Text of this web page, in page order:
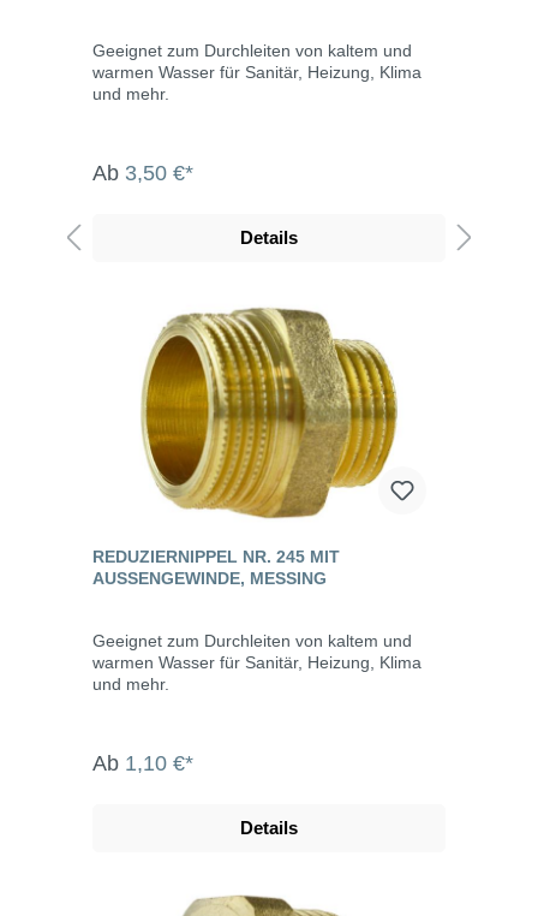
Geeignet zum Durchleiten von kaltem und
warmen Wasser für Sanitär, Heizung, Klima
und mehr.
Ab 3,50 €*
Details
REDUZIERNIPPEL NR. 245 MIT
AUSSENGEWINDE, MESSING
Geeignet zum Durchleiten von kaltem und
warmen Wasser für Sanitär, Heizung, Klima
und mehr.
Ab 1,10 €*
Details